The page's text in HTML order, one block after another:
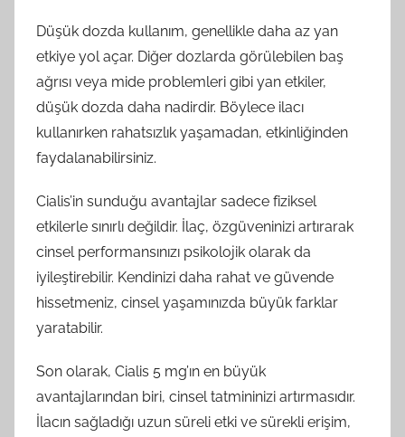
Düşük dozda kullanım, genellikle daha az yan
etkiye yol açar. Diğer dozlarda görülebilen baş
ağrısı veya mide problemleri gibi yan etkiler,
düşük dozda daha nadirdir. Böylece ilacı
kullanırken rahatsızlık yaşamadan, etkinliğinden
faydalanabilirsiniz.
Cialis’in sunduğu avantajlar sadece fiziksel
etkilerle sınırlı değildir. İlaç, özgüveninizi artırarak
cinsel performansınızı psikolojik olarak da
iyileştirebilir. Kendinizi daha rahat ve güvende
hissetmeniz, cinsel yaşamınızda büyük farklar
yaratabilir.
Son olarak, Cialis 5 mg’ın en büyük
avantajlarından biri, cinsel tatmininizi artırmasıdır.
İlacın sağladığı uzun süreli etki ve sürekli erişim,